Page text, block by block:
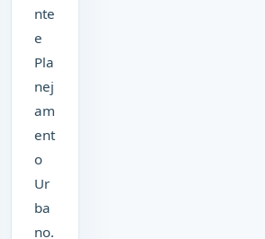
nte
e
Pla
nej
am
ent
o
Ur
ba
no.